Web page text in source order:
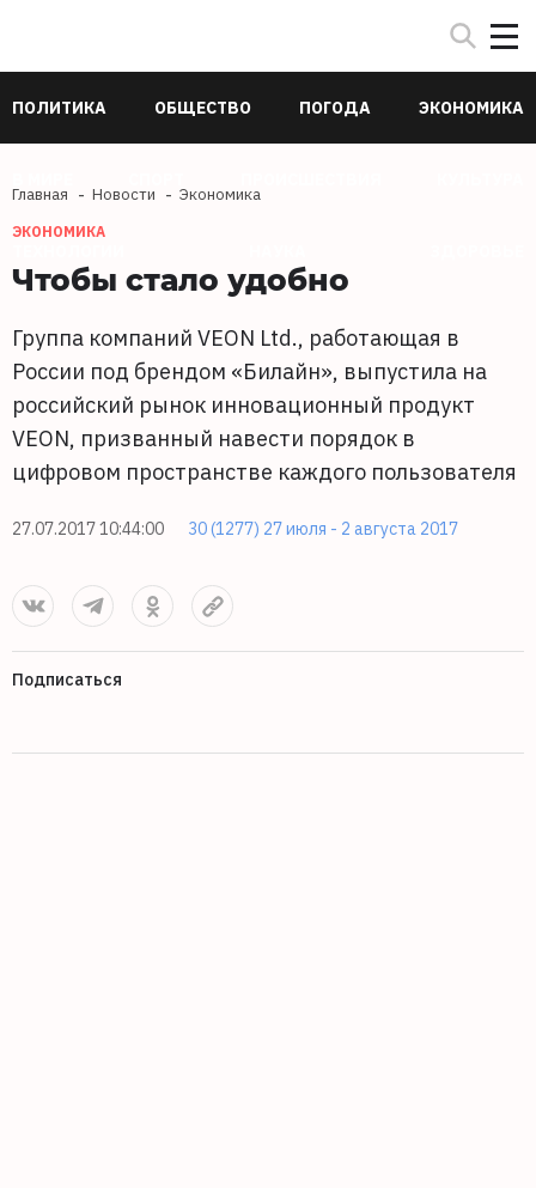
ПОЛИТИКА ОБЩЕСТВО ПОГОДА ЭКОНОМИКА
Главная Новости Экономика
ЭКОНОМИКА
Чтобы стало удобно
Группа компаний VEON Ltd., работающая в
России под брендом «Билайн», выпустила на
российский рынок инновационный продукт
VEON, призванный навести порядок в
цифровом пространстве каждого пользователя
27.07.2017 10:44:00 30 (1277) 27 июля - 2 августа 2017
Подписаться